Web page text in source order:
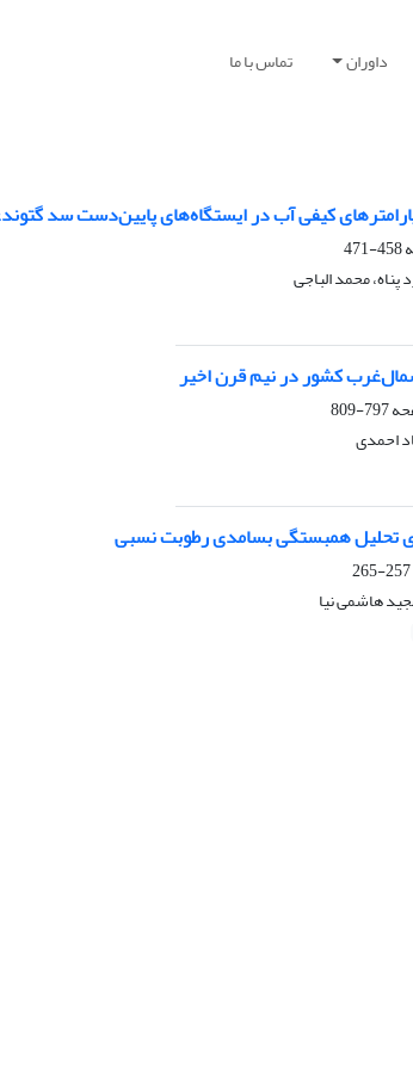
داوران تماس با ما
کیفی آب در ایستگاه‌های پایین‌دست سد
458-471
محمد الباجی
کشور در نیم قرن اخیر
797-809
احمدی
تحلیل همبستگی بسامدی رطوبت نسبی
257-265
هاشمی نیا